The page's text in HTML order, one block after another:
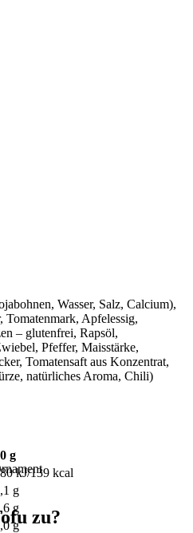
Wasser, Salz, Calcium),
Tomatenmark, Apfelessig,
– glutenfrei, Rapsöl,
Pfeffer, Maisstärke,
Tomatensaft aus Konzentrat,
natürliches Aroma, Chili)
g
kJ/139 kcal
g
g
g
zu?